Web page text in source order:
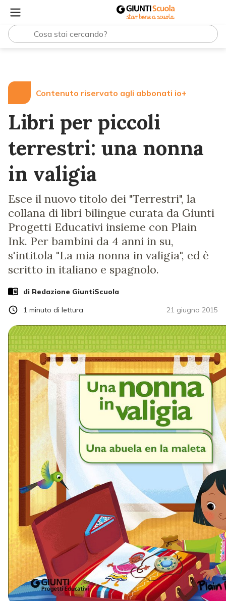
Contenuto riservato agli abbonati io+
Libri per piccoli
terrestri: una nonna
in valigia
Esce il nuovo titolo dei "Terrestri", la
collana di libri bilingue curata da Giunti
Progetti Educativi insieme con Plain
Ink. Per bambini da 4 anni in su,
s'intitola "La mia nonna in valigia", ed è
scritto in italiano e spagnolo.
di Redazione GiuntiScuola
21 giugno 2015
1 minuto di lettura